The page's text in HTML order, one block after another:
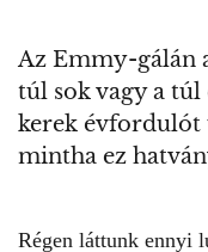
Az Emmy-gálán
túl sok vagy a
kerek évfordulót
mintha ez
Régen láttunk ennyi